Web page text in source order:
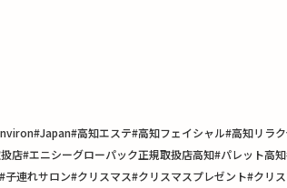
高知エステ#高知フェイシャル#高知リラ
店#エニシーグローパック正規取扱店高知#パレット
サロン#クリスマス#クリスマスプレゼント#クリ